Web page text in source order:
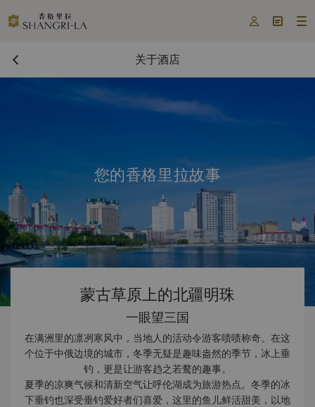
  
关于酒店
您的香格里拉故事
蒙古草原上的北疆明珠
一眼望三国
在满洲里的凛冽寒风中，当地人的活动令游客啧啧称奇。在这
个位于中俄边境的城市，冬季无疑是趣味盎然的季节，冰上垂
钓，更是让游客趋之若鹜的趣事。
夏季的凉爽气候和清新空气让呼伦湖成为旅游热点。冬季的冰
下垂钓也深受垂钓爱好者们喜爱，这里的鱼儿鲜活甜美，以地